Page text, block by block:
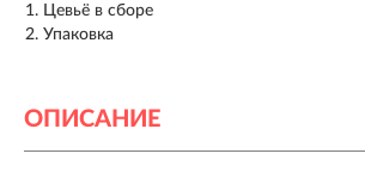
Цевьё в сборе
Упаковка
ОПИСАНИЕ